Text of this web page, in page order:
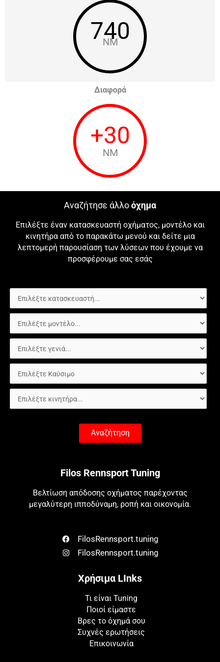
740
NM
Διαφορά
+30
NM
Αναζήτησε άλλοόχημα
Επιλέξτε έναν κατασκευαστή οχήματος, μοντέλο και
κινητήρα από το παρακάτω μενού και δείτε μια
λεπτομερή παρουσίαση των λύσεων που έχουμε να
προσφέρουμε σας εσάς
Αναζήτηση
Filos Rennsport Tuning
Βελτίωση απόδοσης οχήματος παρέχοντας
μεγαλύτερη ιπποδύναμη, ροπή και οικονομία.
FilosRennsport.tuning
FilosRennsport.tuning
Χρήσιμα LInks
Τι είναι Tuning
Ποιοί είμαστε
Βρες το όχημά σου
Συχνές ερωτήσεις
Επικοινωνία